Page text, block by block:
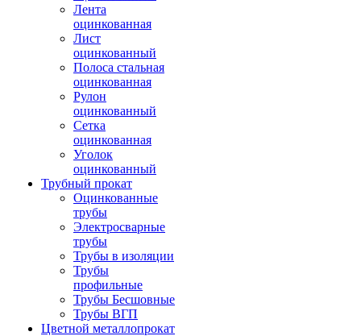
Лента
оцинкованная
Лист
оцинкованный
Полоса стальная
оцинкованная
Рулон
оцинкованный
Сетка
оцинкованная
Уголок
оцинкованный
Трубный прокат
Оцинкованные
трубы
Электросварные
трубы
Трубы в изоляции
Трубы
профильные
Трубы Бесшовные
Трубы ВГП
Цветной металлопрокат